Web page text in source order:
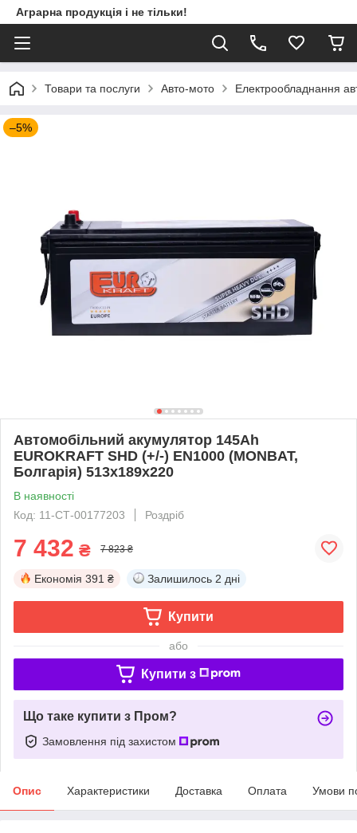
Аграрна продукція і не тільки!
Товари та послуги Авто-мото Електрообладнання
–5%
Автомобільний акумулятор 145Ah
EUROKRAFT SHD (+/-) EN1000 (MONBAT,
Болгарія) 513x189x220
В наявності
Код: 11-СТ-00177203
Роздріб
7 432 ₴ 7 823 ₴
Економія 391 ₴ Залишилось 2 дні
Купити
або
Купити з
Що таке купити з Пром?
Замовлення під захистом
Опис Характеристики Доставка Оплата Умови